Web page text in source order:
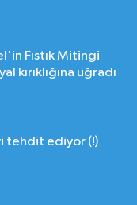
Fıstık Mitingi
kırıklığına uğradı
tehdit ediyor (!)